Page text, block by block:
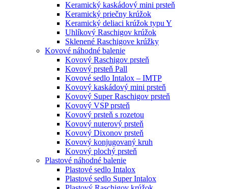
Keramický kaskádový mini prsteň
Keramický priečny krúžok
Keramický deliaci krúžok typu Y
Uhlíkový Raschigov krúžok
Sklenené Raschigove krúžky
Kovové náhodné balenie
Kovový Raschigov prsteň
Kovový prsteň Pall
Kovové sedlo Intalox – IMTP
Kovový kaskádový mini prsteň
Kovový Super Raschigov prsteň
Kovový VSP prsteň
Kovový prsteň s rozetou
Kovový nuterový prsteň
Kovový Dixonov prsteň
Kovový konjugovaný kruh
Kovový plochý prsteň
Plastové náhodné balenie
Plastové sedlo Intalox
Plastové sedlo Super Intalox